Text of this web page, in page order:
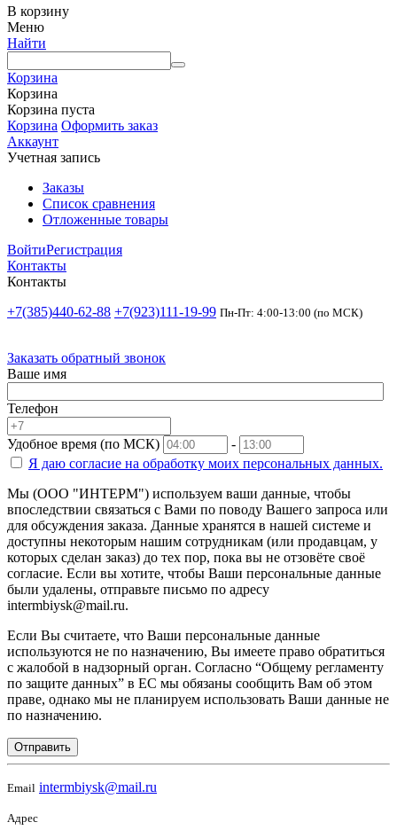
В корзину
Меню
Найти
Корзина
Корзина
Корзина пуста
Корзина Оформить заказ
Аккаунт
Учетная запись
Заказы
Список сравнения
Отложенные товары
ВойтиРегистрация
Контакты
Контакты
+7(385)440-62-88 +7(923)111-19-99 Пн-Пт: 4:00-13:00 (по МСК)
Заказать обратный звонок
Ваше имя
Телефон
Удобное время (по МСК)
-
Я даю согласие на обработку моих персональных данных.
Мы (ООО "ИНТЕРМ") используем ваши данные, чтобы
впоследствии связаться с Вами по поводу Вашего запроса или
для обсуждения заказа. Данные хранятся в нашей системе и
доступны некоторым нашим сотрудникам (или продавцам, у
которых сделан заказ) до тех пор, пока вы не отзовёте своё
согласие. Если вы хотите, чтобы Ваши персональные данные
были удалены, отправьте письмо по адресу
intermbiysk@mail.ru.
Если Вы считаете, что Ваши персональные данные
используются не по назначению, Вы имеете право обратиться
с жалобой в надзорный орган. Согласно “Общему регламенту
по защите данных” в ЕС мы обязаны сообщить Вам об этом
праве, однако мы не планируем использовать Ваши данные не
по назначению.
Отправить
Email intermbiysk@mail.ru
Адрес